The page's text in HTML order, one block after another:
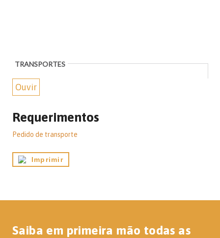
TRANSPORTES
Ouvir
Requerimentos
Pedido de transporte
Imprimir
Saiba em primeira mão todas as